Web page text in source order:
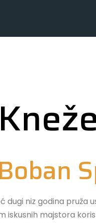
niz godina pruža
iskusnih majstora